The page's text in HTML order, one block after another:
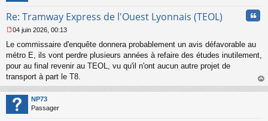
Re: Tramway Express de l'Ouest Lyonnais (TEOL)
e
s
s
g
n
o
04 juin 2026, 00:13
Le commissaire d'enquête donnera probablement un avis défavorable au
métro E, ils vont perdre plusieurs années à refaire des études inutilement,
pour au final revenir au TEOL, vu qu'il n'ont aucun autre projet de
transport à part le T8.
au
NP73
Passager